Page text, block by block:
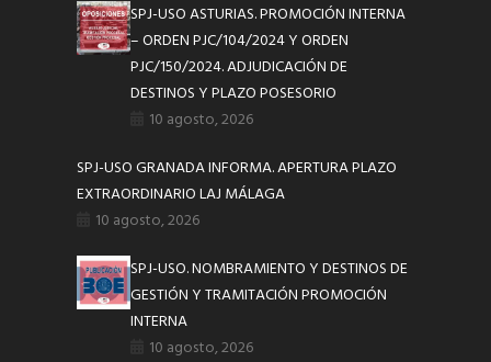
SPJ-USO ASTURIAS. PROMOCIÓN INTERNA
– ORDEN PJC/104/2024 Y ORDEN
PJC/150/2024. ADJUDICACIÓN DE
DESTINOS Y PLAZO POSESORIO
10 agosto, 2026
SPJ-USO GRANADA INFORMA. APERTURA PLAZO
EXTRAORDINARIO LAJ MÁLAGA
10 agosto, 2026
SPJ-USO. NOMBRAMIENTO Y DESTINOS DE
GESTIÓN Y TRAMITACIÓN PROMOCIÓN
INTERNA
10 agosto, 2026